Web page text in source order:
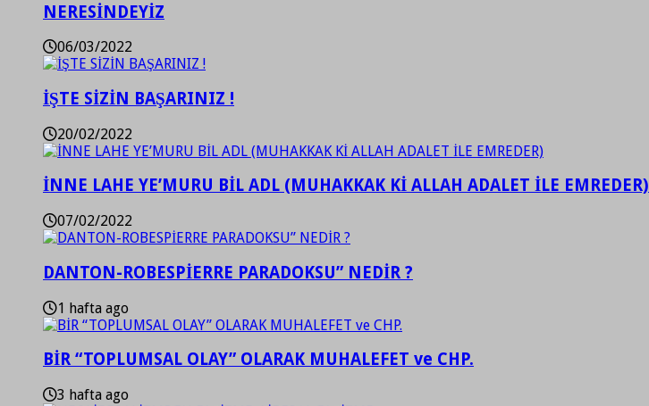
NERESİNDEYİZ
06/03/2022
İŞTE SİZİN BAŞARINIZ !
20/02/2022
İNNE LAHE YE’MURU BİL ADL (MUHAKKAK Kİ ALLAH ADALET İLE EMREDER)
07/02/2022
DANTON-ROBESPİERRE PARADOKSU” NEDİR ?
1 hafta ago
BİR “TOPLUMSAL OLAY” OLARAK MUHALEFET ve CHP.
3 hafta ago